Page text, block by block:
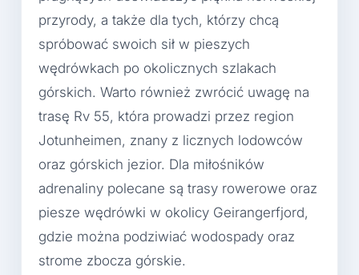
przyrody, a także dla tych, którzy chcą
spróbować swoich sił w pieszych
wędrówkach po okolicznych szlakach
górskich. Warto również zwrócić uwagę na
trasę Rv 55, która prowadzi przez region
Jotunheimen, znany z licznych lodowców
oraz górskich jezior. Dla miłośników
adrenaliny polecane są trasy rowerowe oraz
piesze wędrówki w okolicy Geirangerfjord,
gdzie można podziwiać wodospady oraz
strome zbocza górskie.